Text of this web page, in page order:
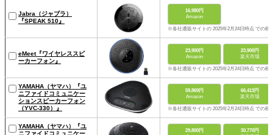
Jabra（ジャブラ）
『SPEAK 510』
16,980円
Amazon
※各社通販サイトの 2025年2月24日時点 での税
eMeet『ワイヤレススピ
ーカーフォン』
23,900円
Amazon
23,900円
楽天市場
※各社通販サイトの 2025年2月24日時点 での税
YAMAHA（ヤマハ）『ユ
ニファイドコミュニケー
ションスピーカーフォン
（YVC-330）』
59,869円
Amazon
66,413円
楽天市場
※各社通販サイトの 2025年2月24日時点 での税
YAMAHA（ヤマハ）『ユ
ニファイドコミュニケー
29,800円
30,770円